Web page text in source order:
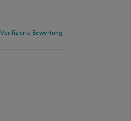
Verifizierte Bewertung